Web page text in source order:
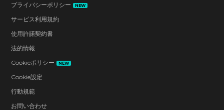
プライバシーポリシー NEW
サービス利用規約
使用許諾契約書
法的情報
Cookieポリシー
NEW
Cookie設定
行動規範
お問い合わせ